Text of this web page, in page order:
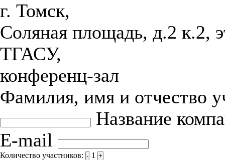
г. Томск,
Соляная площадь, д.2 к.2,
ТГАСУ,
конференц-зал
Фамилия, имя и отчество
Название
E-mail
Количество участников: - 1 +